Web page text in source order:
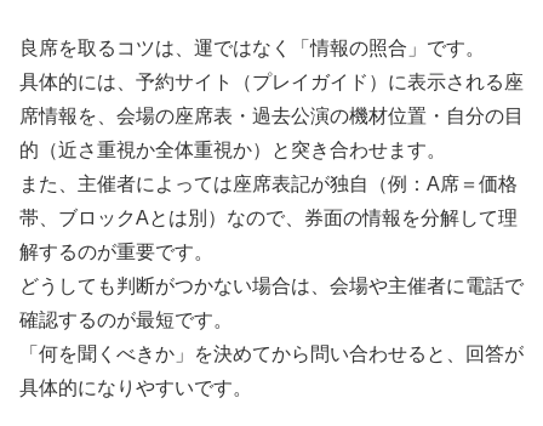
良席を取るコツは、運ではなく「情報の照合」です。
具体的には、予約サイト（プレイガイド）に表示される座
席情報を、会場の座席表・過去公演の機材位置・自分の目
的（近さ重視か全体重視か）と突き合わせます。
また、主催者によっては座席表記が独自（例：A席＝価格
帯、ブロックAとは別）なので、券面の情報を分解して理
解するのが重要です。
どうしても判断がつかない場合は、会場や主催者に電話で
確認するのが最短です。
「何を聞くべきか」を決めてから問い合わせると、回答が
具体的になりやすいです。